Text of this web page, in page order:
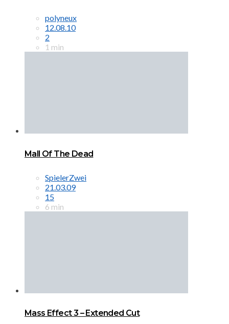
polyneux
12.08.10
2
1 min
Mall Of The Dead
SpielerZwei
21.03.09
15
6 min
Mass Effect 3 – Extended Cut